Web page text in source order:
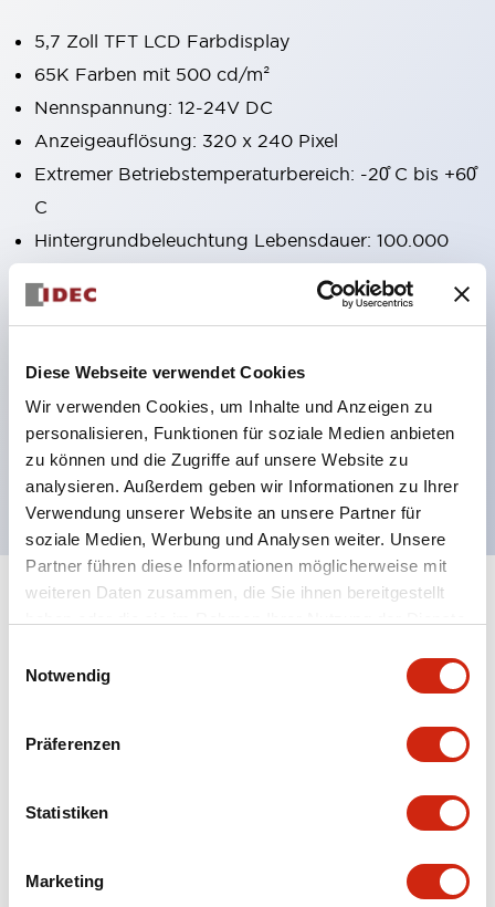
Diese Webseite verwendet Cookies
Wir verwenden Cookies, um Inhalte und Anzeigen zu
personalisieren, Funktionen für soziale Medien anbieten
zu können und die Zugriffe auf unsere Website zu
analysieren. Außerdem geben wir Informationen zu Ihrer
Verwendung unserer Website an unsere Partner für
soziale Medien, Werbung und Analysen weiter. Unsere
Partner führen diese Informationen möglicherweise mit
weiteren Daten zusammen, die Sie ihnen bereitgestellt
Notwendig
Präferenzen
Statistiken
Marketing
5,7 Zoll TFT LCD Farbdisplay
65K Farben mit 500 cd/m²
Nennspannung: 12-24V DC
Anzeigeauflösung: 320 x 240 Pixel
Extremer Betriebstemperaturbereich: -20̊ C bis +60̊
C
Hintergrundbeleuchtung Lebensdauer: 100.000
Unterstützt FTP, E-Mail, Webserver
WindEDIT Mobile App für iOS- und Android-
Geräte
IP 66F, Typ 4X, Klasse I Div 2
3 Jahre Garantie
Electrical Specifications (solenoid unit)